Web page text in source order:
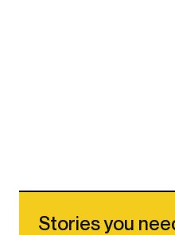
Stories you